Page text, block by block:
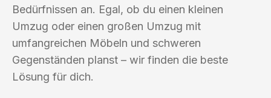
Bedürfnissen an. Egal, ob du einen kleinen
Umzug oder einen großen Umzug mit
umfangreichen Möbeln und schweren
Gegenständen planst – wir finden die beste
Lösung für dich.